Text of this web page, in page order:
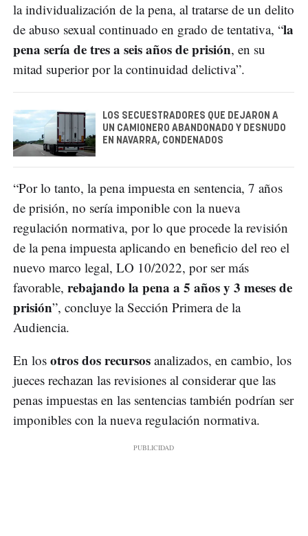
la individualización de la pena, al tratarse de un delito
de abuso sexual continuado en grado de tentativa, “la
pena sería de tres a seis años de prisión, en su
mitad superior por la continuidad delictiva”.
LOS SECUESTRADORES QUE DEJARON A
UN CAMIONERO ABANDONADO Y DESNUDO
EN NAVARRA, CONDENADOS
“Por lo tanto, la pena impuesta en sentencia, 7 años
de prisión, no sería imponible con la nueva
regulación normativa, por lo que procede la revisión
de la pena impuesta aplicando en beneficio del reo el
nuevo marco legal, LO 10/2022, por ser más
favorable, rebajando la pena a 5 años y 3 meses de
prisión”, concluye la Sección Primera de la
Audiencia.
En los otros dos recursos analizados, en cambio, los
jueces rechazan las revisiones al considerar que las
penas impuestas en las sentencias también podrían ser
imponibles con la nueva regulación normativa.